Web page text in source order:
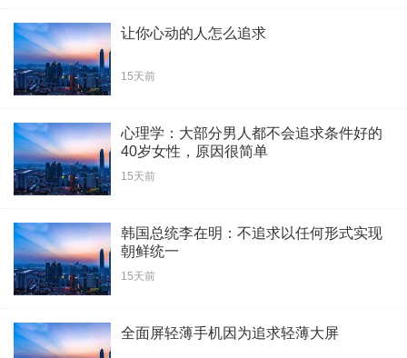
让你心动的人怎么追求
15天前
心理学：大部分男人都不会追求条件好的
40岁女性，原因很简单
15天前
韩国总统李在明：不追求以任何形式实现
朝鲜统一
15天前
全面屏轻薄手机因为追求轻薄大屏